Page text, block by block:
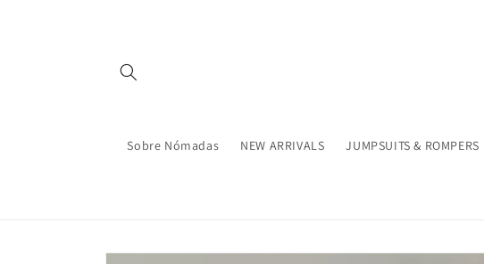
Sobre Nómadas NEW ARRIVALS JUMPSUITS & ROMPERS
directamente